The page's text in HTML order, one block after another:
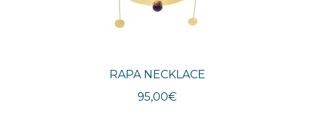
RAPA NECKLACE
95,00€